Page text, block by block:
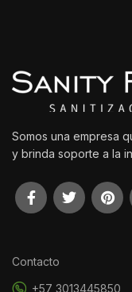
Somos una empresa
y brinda soporte a la
Contacto
+57 3013445850